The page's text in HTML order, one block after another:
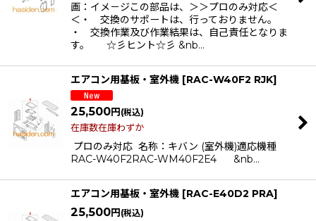
画：イメ－ジこの部品は、＞＞プロのみ対応＜
＜・ 交換のサポートは、行っておりません。
・ 交換作業及び作業結果は、自己責任となりま
す。 ☆彡ヒント☆彡 &nb…
エアコン用基板・室外機 [RAC-W40F2 RJK]
25,500円 (税込)
在庫数在庫わずか
プロのみ対応 名称：キバン (室外機)適応機種
RAC-W40F2RAC-WM40F2E4 &nb…
エアコン用基板・室外機 [RAC-E40D2 PRA]
25,500円 (税込)